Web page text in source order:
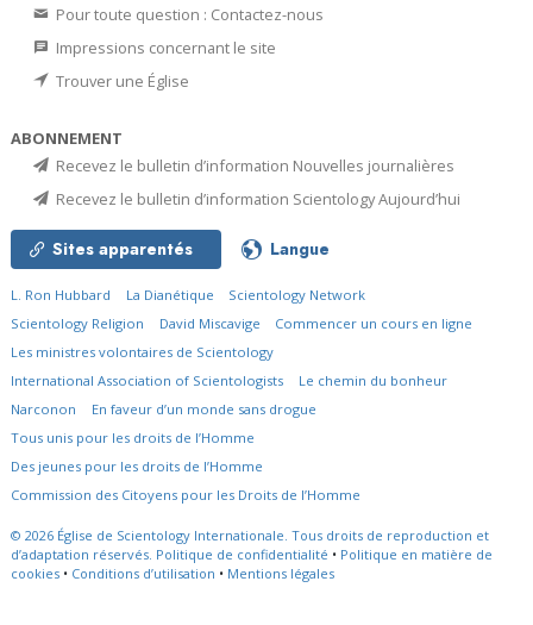
Pour toute question : Contactez-nous
Impressions concernant le site
Trouver une Église
ABONNEMENT
Recevez le bulletin d’information Nouvelles journalières
Recevez le bulletin d’information Scientology Aujourd’hui
Sites apparentés Langue
L. Ron Hubbard La Dianétique
Scientology Network
Scientology Religion
David Miscavige
Commencer un cours en ligne
Les ministres volontaires de Scientology
International Association of Scientologists
Le chemin du bonheur
Narconon
En faveur d’un monde sans drogue
Tous unis pour les droits de l’Homme
Des jeunes pour les droits de l’Homme
Commission des Citoyens pour les Droits de l’Homme
© 2026 Église de Scientology Internationale. Tous droits de reproduction et
d’adaptation réservés. Politique de confidentialité • Politique en matière de
cookies • Conditions d’utilisation • Mentions légales